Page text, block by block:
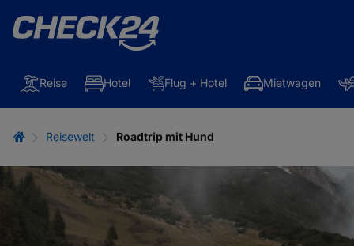
Reise Hotel Flug + Hotel Mietwagen
Reisewelt Roadtrip mit Hund